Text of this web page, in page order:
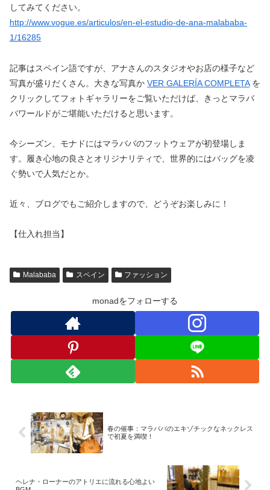
してみてください。
http://www.vogue.es/articulos/en-el-estudio-de-ana-malababa-
1/16285
記事はスペイン語ですが、アナさんのスタジオやお店の様子など
写真が盛りだくさん。大きな写真か VER GALERÍA COMPLETAを
クリックしてフォトギャラリーをご覧いただけば、きっとマラバ
バワールドがご堪能いただけると思います。
今シーズン、モナドにはマラババのフットウェアが初登場しま
す。履き心地の良さとオリジナリティで、世界的にはバッグを凌
ぐ勢いで人気だとか。
近々、ブログでもご紹介しますので、どうぞお楽しみに！
【仕入れ担当】
Malababa スペイン ファッション
monadをフォローする
春の催事：マラババのエキゾチックなネックレス
で初夏を満喫！
ヘレナ・ローナーのアトリエに流れる心地よい